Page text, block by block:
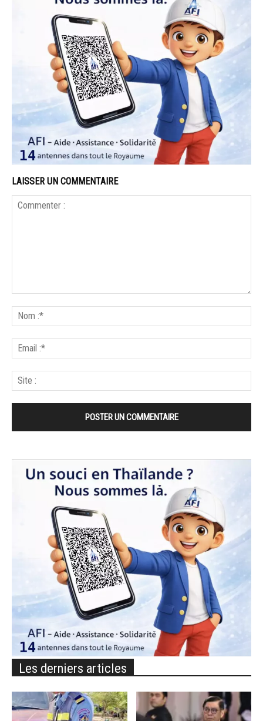
LAISSER UN COMMENTAIRE
Les derniers articles